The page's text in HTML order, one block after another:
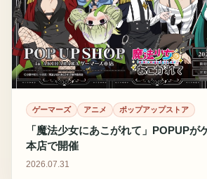
ゲーマーズ アニメ ポップアップストア
「魔法少女にあこがれて」POPUPが
本店で開催
2026.07.31